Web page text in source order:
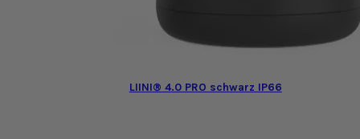
LIINI® 4.0 PRO schwarz IP66